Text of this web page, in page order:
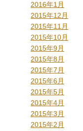
2016年1月
2015年12月
2015年11月
2015年10月
2015年9月
2015年8月
2015年7月
2015年6月
2015年5月
2015年4月
2015年3月
2015年2月